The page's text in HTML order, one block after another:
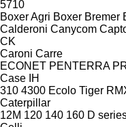
5710
Boxer Agri Boxer Bremer
Calderoni Canycom
CK
Caroni Carre
ECONET PENTERRA
Case IH
310 4300 Ecolo Tiger
Caterpillar
12M 120 140 160 D